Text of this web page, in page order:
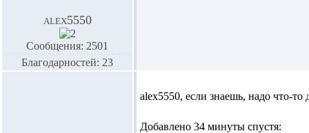
alex5550
Сообщения: 2501
Благодарностей: 23
alex5550, если знаешь, надо что-то
Добавлено 34 минуты спустя: